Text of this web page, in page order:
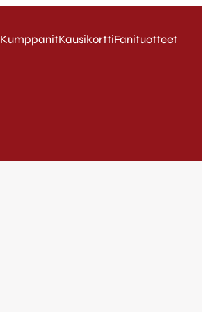
KumppanitKausikorttiFanituotteet